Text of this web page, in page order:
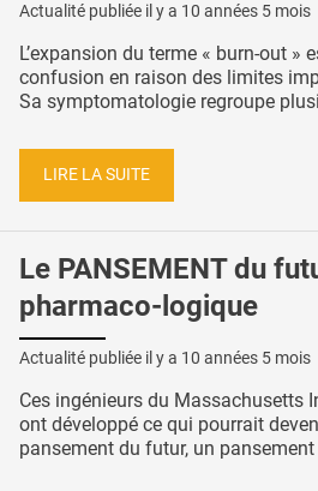
Actualité publiée il y a 10 années 5 mois
L’expansion du terme « burn-out »
confusion en raison des limites
Sa symptomatologie regroupe
LIRE LA SUITE
Le PANSEMENT du
pharmaco-logique
Actualité publiée il y a 10 années 5 mois
Ces ingénieurs du Massachusetts
ont développé ce qui pourrait
pansement du futur, un pansement